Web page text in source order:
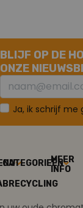
BLIJF OP DE
ONZE
Ja, ik schrijf me
CATEGORIEËNMEER
INFO